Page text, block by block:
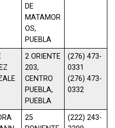
DE
MATAMOR
OS,
PUEBLA
2 ORIENTE
203,
CENTRO
PUEBLA,
PUEBLA
(276) 473-
0331
(276) 473-
0332
25
(222) 243-